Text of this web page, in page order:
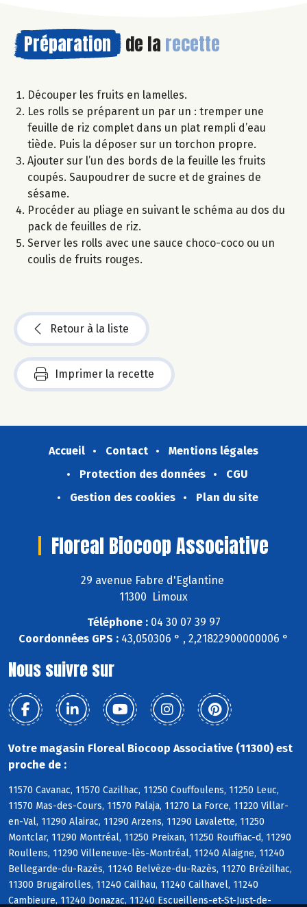
Préparation de la recette
Découper les fruits en lamelles.
Les rolls se préparent un par un : tremper une
feuille de riz complet dans un plat rempli d’eau
tiède. Puis la déposer sur un torchon propre.
Ajouter sur l’un des bords de la feuille les fruits
coupés. Saupoudrer de sucre et de graines de
sésame.
Procéder au pliage en suivant le schéma au dos du
pack de feuilles de riz.
Server les rolls avec une sauce choco-coco ou un
coulis de fruits rouges.
Retour à la liste
Imprimer la recette
Accueil Contact
Mentions légales
Protection des données
CGU
Gestion des cookies
Plan du site
Floreal Biocoop Associative
29 avenue Fabre d'Eglantine
11300 Limoux
Téléphone :04 30 07 39 97
Coordonnées GPS : 43,050306 ° , 2,21822900000006 °
Nous suivre sur
Votre magasin Floreal Biocoop Associative (11300) est
proche de :
11570 Cavanac, 11570 Cazilhac, 11250 Couffoulens, 11250 Leuc,
11570 Mas-des-Cours, 11570 Palaja, 11270 La Force, 11220 Villar-
en-Val, 11290 Alairac, 11290 Arzens, 11290 Lavalette, 11250
Montclar, 11290 Montréal, 11250 Preixan, 11250 Rouffiac-d, 11290
Roullens, 11290 Villeneuve-lès-Montréal, 11240 Alaigne, 11240
Bellegarde-du-Razès, 11240 Belvèze-du-Razès, 11270 Brézilhac,
11300 Brugairolles, 11240 Cailhau, 11240 Cailhavel, 11240
Cambieure, 11240 Donazac, 11240 Escueillens-et-St-Just-de-